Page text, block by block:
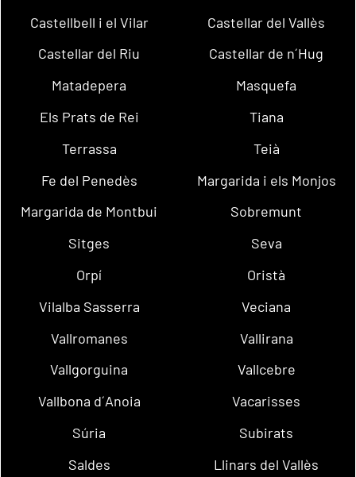
Castellbell i el Vilar
Castellar del Vallès
Castellar del Riu
Castellar de n´Hug
Matadepera
Masquefa
Els Prats de Rei
Tiana
Terrassa
Teià
Fe del Penedès
Margarida i els Monjos
Margarida de Montbui
Sobremunt
Sitges
Seva
Orpí
Oristà
Vilalba Sasserra
Veciana
Vallromanes
Vallirana
Vallgorguina
Vallcebre
Vallbona d´Anoia
Vacarisses
Súria
Subirats
Saldes
Llinars del Vallès